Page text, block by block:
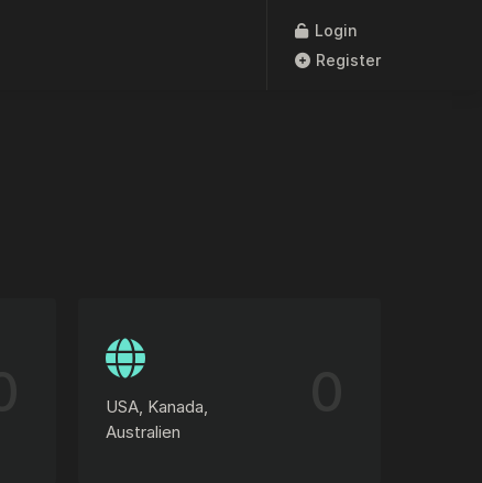
Login
Register
USA, Kanada,
Australien